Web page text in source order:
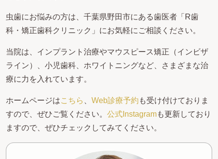
虫歯にお悩みの方は、千葉県野田市にある歯医者「R歯
科・矯正歯科クリニック」にお気軽にご相談ください。
当院は、インプラント治療やマウスピース矯正（インビザ
ライン）、小児歯科、ホワイトニングなど、さまざまな治
療に力を入れています。
ホームページはこちら Web診療予約 も受け付けておりま
すので、ぜひご覧ください。 公式Instagramも更新しており
ますので、ぜひチェックしてみてください。